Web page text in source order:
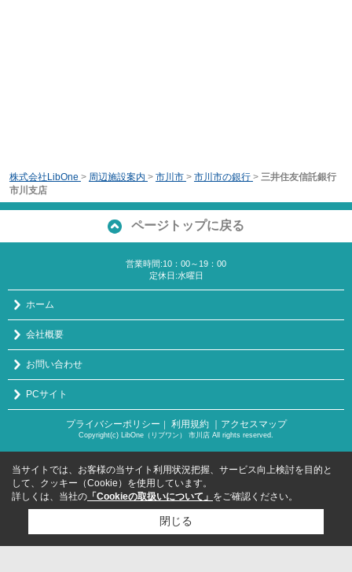
株式会社LibOne > 周辺施設案内 > 市川市 > 市川市の銀行 > 三井住友信託銀行
市川支店
ページトップに戻る
営業時間:10：00～19：00
定休日:水曜日
ホーム
会社概要
お問い合わせ
PCサイト
プライバシーポリシー ｜ 利用規約 ｜アクセスマップ
Copyright(c) LibOne（リブワン） 市川店 All rights reserved.
当サイトでは、お客様の当サイト利用状況把握、サービス向上検討を目的と
して、クッキー（Cookie）を使用しています。
詳しくは、当社の 「Cookieの取扱いについて」 をご確認ください。
閉じる